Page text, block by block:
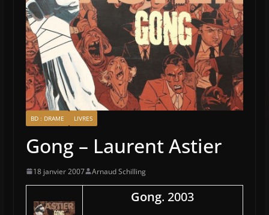
BD : DRAME LIVRES
Gong – Laurent Astier
18 janvier 2007 Arnaud Schilling
Gong. 2003